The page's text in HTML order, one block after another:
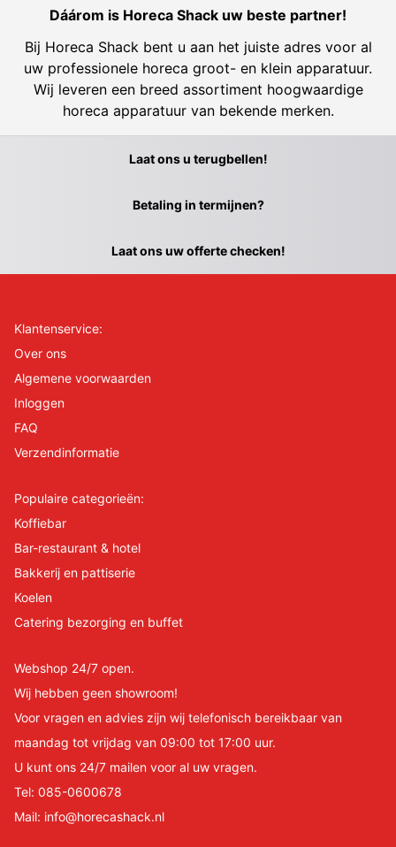
Dáárom is Horeca Shack uw beste partner!
Bij Horeca Shack bent u aan het juiste adres voor al
uw professionele horeca groot- en klein apparatuur.
Wij leveren een breed assortiment hoogwaardige
horeca apparatuur van bekende merken.
Laat ons u terugbellen!
Betaling in termijnen?
Laat ons uw offerte checken!
Klantenservice:
Over ons
Algemene voorwaarden
Inloggen
FAQ
Verzendinformatie
Populaire categorieën:
Koffiebar
Bar-restaurant & hotel
Bakkerij en pattiserie
Koelen
Catering bezorging en buffet
Webshop 24/7 open.
Wij hebben geen showroom!
Voor vragen en advies zijn wij telefonisch bereikbaar van
maandag tot vrijdag van 09:00 tot 17:00 uur.
U kunt ons 24/7 mailen voor al uw vragen.
Tel: 085-0600678
Mail: info@horecashack.nl